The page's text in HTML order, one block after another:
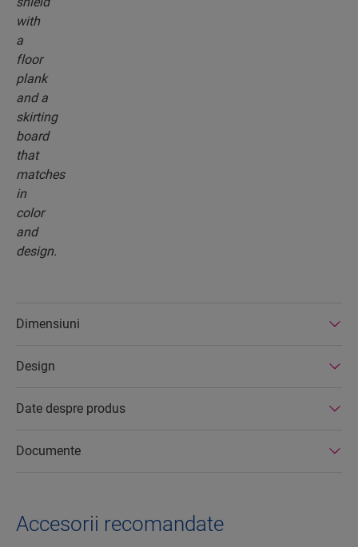
Dimensiuni
Design
Date despre produs
Documente
Accesorii recomandate